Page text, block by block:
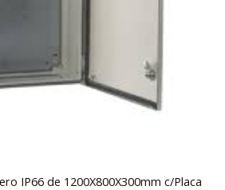
IP66 de 1200X800X300mm c/Placa